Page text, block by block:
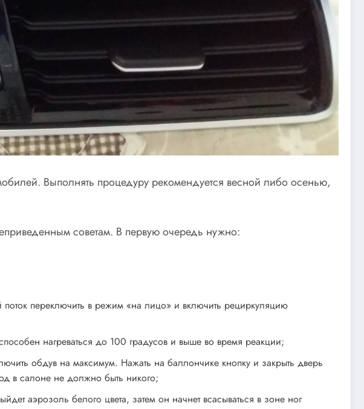
Выполнять процедуру рекомендуется весной либо осенью,
советам. В первую очередь нужно:
переключить в режим «на лицо» и включить рециркуляцию
нагреваться до 100 градусов и выше во время реакции;
обдув на максимум. Нажать на баллончике кнопку и закрыть дверь
в салоне не должно быть никого;
аэрозоль белого цвета, затем он начнет всасываться в зоне ног